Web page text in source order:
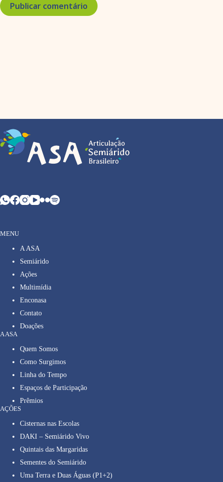
Publicar comentário
MENU
A ASA
Semiárido
Ações
Multimídia
Enconasa
Contato
Doações
A ASA
Quem Somos
Como Surgimos
Linha do Tempo
Espaços de Participação
Prêmios
AÇÕES
Cisternas nas Escolas
DAKI – Semiárido Vivo
Quintais das Margaridas
Sementes do Semiárido
Uma Terra e Duas Águas (P1+2)